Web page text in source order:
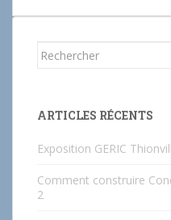
Rechercher...
ARTICLES RÉCENTS
Exposition GERIC
Comment construire
2